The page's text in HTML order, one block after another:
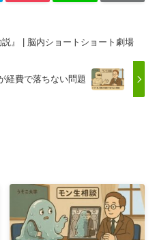
説』 | 脳内ショートショート劇場
経費で落ちない問題